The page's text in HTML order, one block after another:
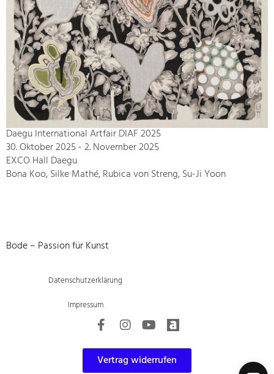
Daegu International Artfair DIAF 2025
30. Oktober 2025 - 2. November 2025
EXCO Hall Daegu
Bona Koo, Silke Mathé, Rubica von Streng, Su-Ji Yoon
Bode – Passion für Kunst
Datenschutzerklärung
Impressum
Vertrag widerrufen